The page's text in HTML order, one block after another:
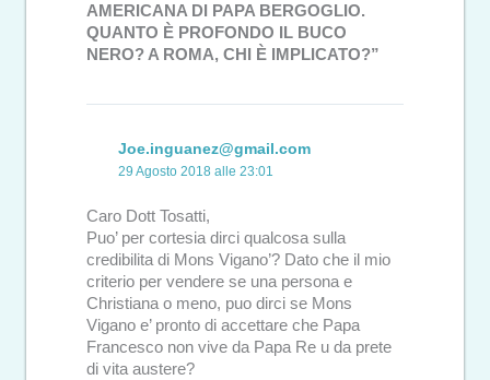
AMERICANA DI PAPA BERGOGLIO.
QUANTO È PROFONDO IL BUCO
NERO? A ROMA, CHI È IMPLICATO?”
Joe.inguanez@gmail.com
29 Agosto 2018 alle 23:01
Caro Dott Tosatti,
Puo’ per cortesia dirci qualcosa sulla
credibilita di Mons Vigano’? Dato che il mio
criterio per vendere se una persona e
Christiana o meno, puo dirci se Mons
Vigano e’ pronto di accettare che Papa
Francesco non vive da Papa Re u da prete
di vita austere?